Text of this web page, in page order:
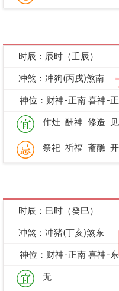
时辰：辰时（壬辰）
冲煞：冲狗(丙戌)煞南
神位：财神-正南 喜神-
作灶 酬神 修造
祭祀 祈福 斋醮
时辰：巳时（癸巳）
冲煞：冲猪(丁亥)煞东
神位：财神-正南 喜神-
无